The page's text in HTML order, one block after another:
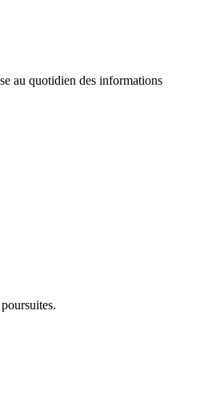
au quotidien des informations